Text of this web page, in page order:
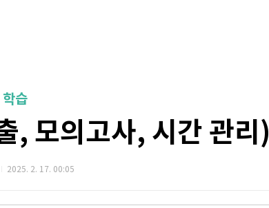
학습
, 모의고사, 시간 관리)
2025. 2. 17. 00:05